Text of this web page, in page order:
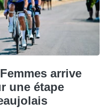
arrive
une étape